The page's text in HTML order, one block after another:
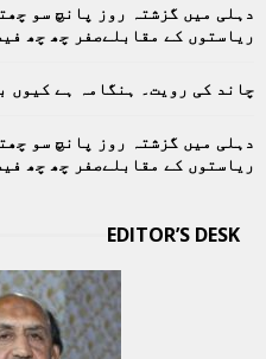
دہلی میں گزشتہ روز پانچ سو
ریاستوں کے مقابلےصفر چھ چھ
چاند کی رویت۔ ہنگامہ ہے کیوں
دہلی میں گزشتہ روز پانچ سو
ریاستوں کے مقابلےصفر چھ چھ
EDITOR’S DESK